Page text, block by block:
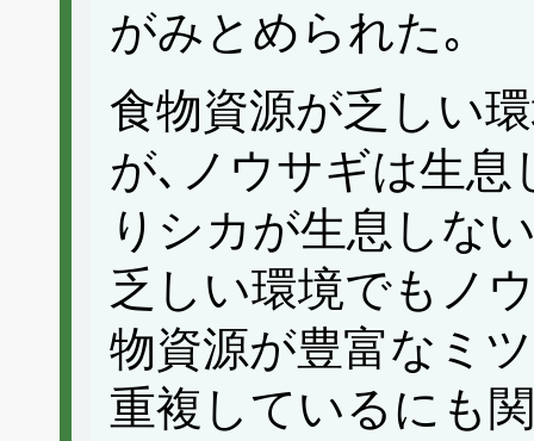
がみとめられた｡
食物資源が乏しい
が､ノウサギは生息
りシカが生息しな
乏しい環境でもノ
物資源が豊富なミ
重複しているにも